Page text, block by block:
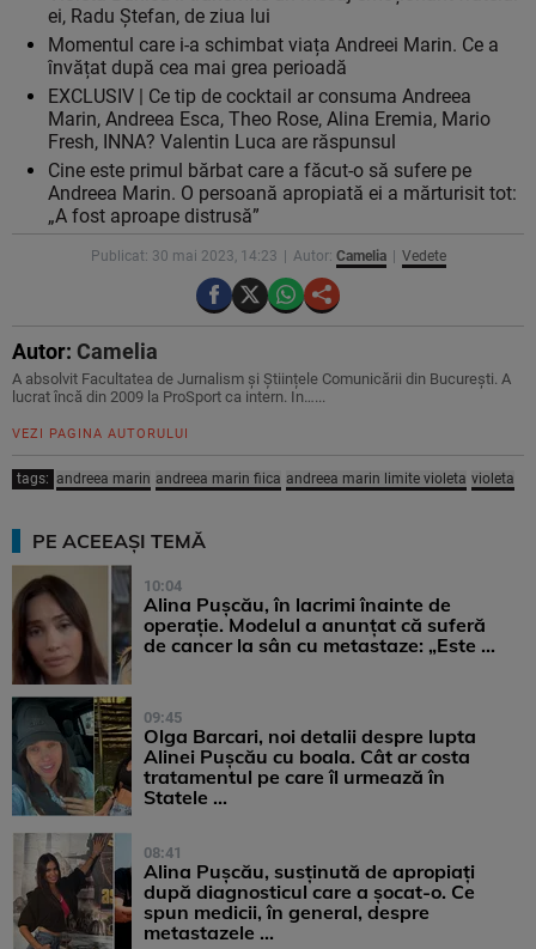
ei, Radu Ștefan, de ziua lui
Momentul care i-a schimbat viața Andreei Marin. Ce a
învățat după cea mai grea perioadă
EXCLUSIV | Ce tip de cocktail ar consuma Andreea
Marin, Andreea Esca, Theo Rose, Alina Eremia, Mario
Fresh, INNA? Valentin Luca are răspunsul
Cine este primul bărbat care a făcut-o să sufere pe
Andreea Marin. O persoană apropiată ei a mărturisit tot:
„A fost aproape distrusă”
Publicat: 30 mai 2023, 14:23 Autor: Camelia Vedete
Autor: Camelia
A absolvit Facultatea de Jurnalism și Științele Comunicării din București. A
lucrat încă din 2009 la ProSport ca intern. In…...
VEZI PAGINA AUTORULUI
tags: andreea marin andreea marin fiica andreea marin limite violeta violeta
PE ACEEAȘI TEMĂ
10:04
Alina Pușcău, în lacrimi înainte de
operație. Modelul a anunțat că suferă
de cancer la sân cu metastaze: „Este ...
09:45
Olga Barcari, noi detalii despre lupta
Alinei Pușcău cu boala. Cât ar costa
tratamentul pe care îl urmează în
Statele ...
08:41
Alina Pușcău, susținută de apropiați
după diagnosticul care a șocat-o. Ce
spun medicii, în general, despre
metastazele ...